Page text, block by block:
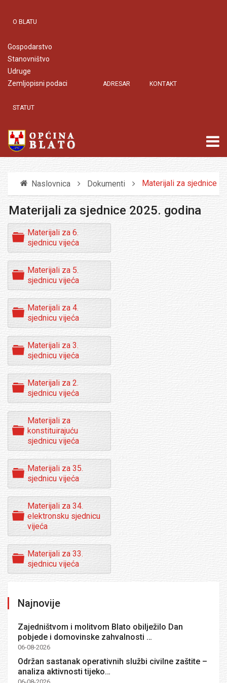
O BLATU
Gospodarstvo
Stanovništvo
Udruge
Zemljopisni podaci
ADRESAR KONTAKT
STATUT
Naslovnica Dokumenti Materijali za sjednice
Materijali za sjednice 2025. godina
F
o
l
d
e
Materijali za 6.
sjednicu vijeća
F
o
l
d
e
Materijali za 5.
sjednicu vijeća
F
o
l
d
e
Materijali za 4.
sjednicu vijeća
F
o
l
d
e
Materijali za 3.
sjednicu vijeća
F
o
l
d
e
Materijali za 2.
sjednicu vijeća
F
o
l
d
e
Materijali za
konstituirajuću
sjednicu vijeća
F
o
l
d
e
Materijali za 35.
sjednicu vijeća
F
o
l
d
e
Materijali za 34.
elektronsku sjednicu
vijeća
F
o
l
e
r
Materijali za 33.
sjednicu vijeća
Najnovije
Zajedništvom i molitvom Blato obilježilo Dan
pobjede i domovinske zahvalnosti …
06-08-2026
Održan sastanak operativnih službi civilne zaštite –
analiza aktivnosti tijeko…